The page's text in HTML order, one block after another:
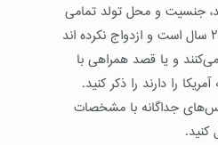
جنسیت و محل تولد تمامی
فرزندانی که سن آنها کمتر از ٢١ سال است و ازدواج نکرده اند
و یا قصد همراهی با
را دارند را ذکر کنید.
جداگانه با مشخصات